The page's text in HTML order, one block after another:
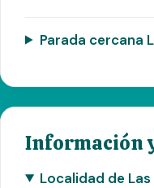
Parada cercana
Información
Localidad de Las